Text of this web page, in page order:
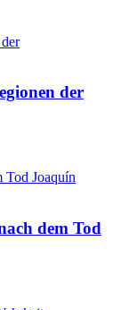
der
dem Tod